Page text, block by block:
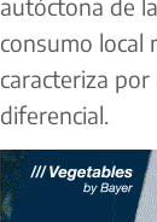
autóctona de
consumo local
caracteriza
diferencial.